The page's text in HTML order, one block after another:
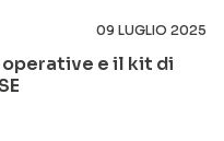
09 LUGLIO 2025
e il kit di